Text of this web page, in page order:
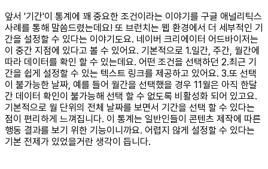
앞서 '기간'이 통계에 꽤 중요한 조건이라는 이야기를 구글 애널리틱스
사례를 통해 말씀드렸는데요! 또 브런치는 웹 환경에서 더 세부적인 기
간을 설정할 수 있다는 이야기도요. 네이버 크리에이터 어드바이저는
이 중간 지점에 있다고 볼 수 있어요. 기본적으로 1.일간, 주간, 월간에
따라 데이터를 확인 할 수 있는데요. 어떤 조건을 선택하던 2.최근 기
간을 쉽게 설정할 수 있는 텍스트 링크를 제공하고 있어요. 3.또 선택
이 불가능한 날짜, 예를 들어 월간을 선택했을 경우 11월은 아직 한달
간 데이터 확인이 불가능해 선택 할 수 없도록 비활성화 되어 있고요.
기본적으로 월 단위의 전체 날짜를 보면서 기간을 선택 할 수 있다는
점이 편리하게 느껴집니다. 이 통계는 일반인들이 콘텐츠 제작에 따른
행동 결과를 보기 위한 기능이니까요. 어렵지 않게 설정할 수 있다는
기본 전제가 있었을거란 생각이 듭니다.